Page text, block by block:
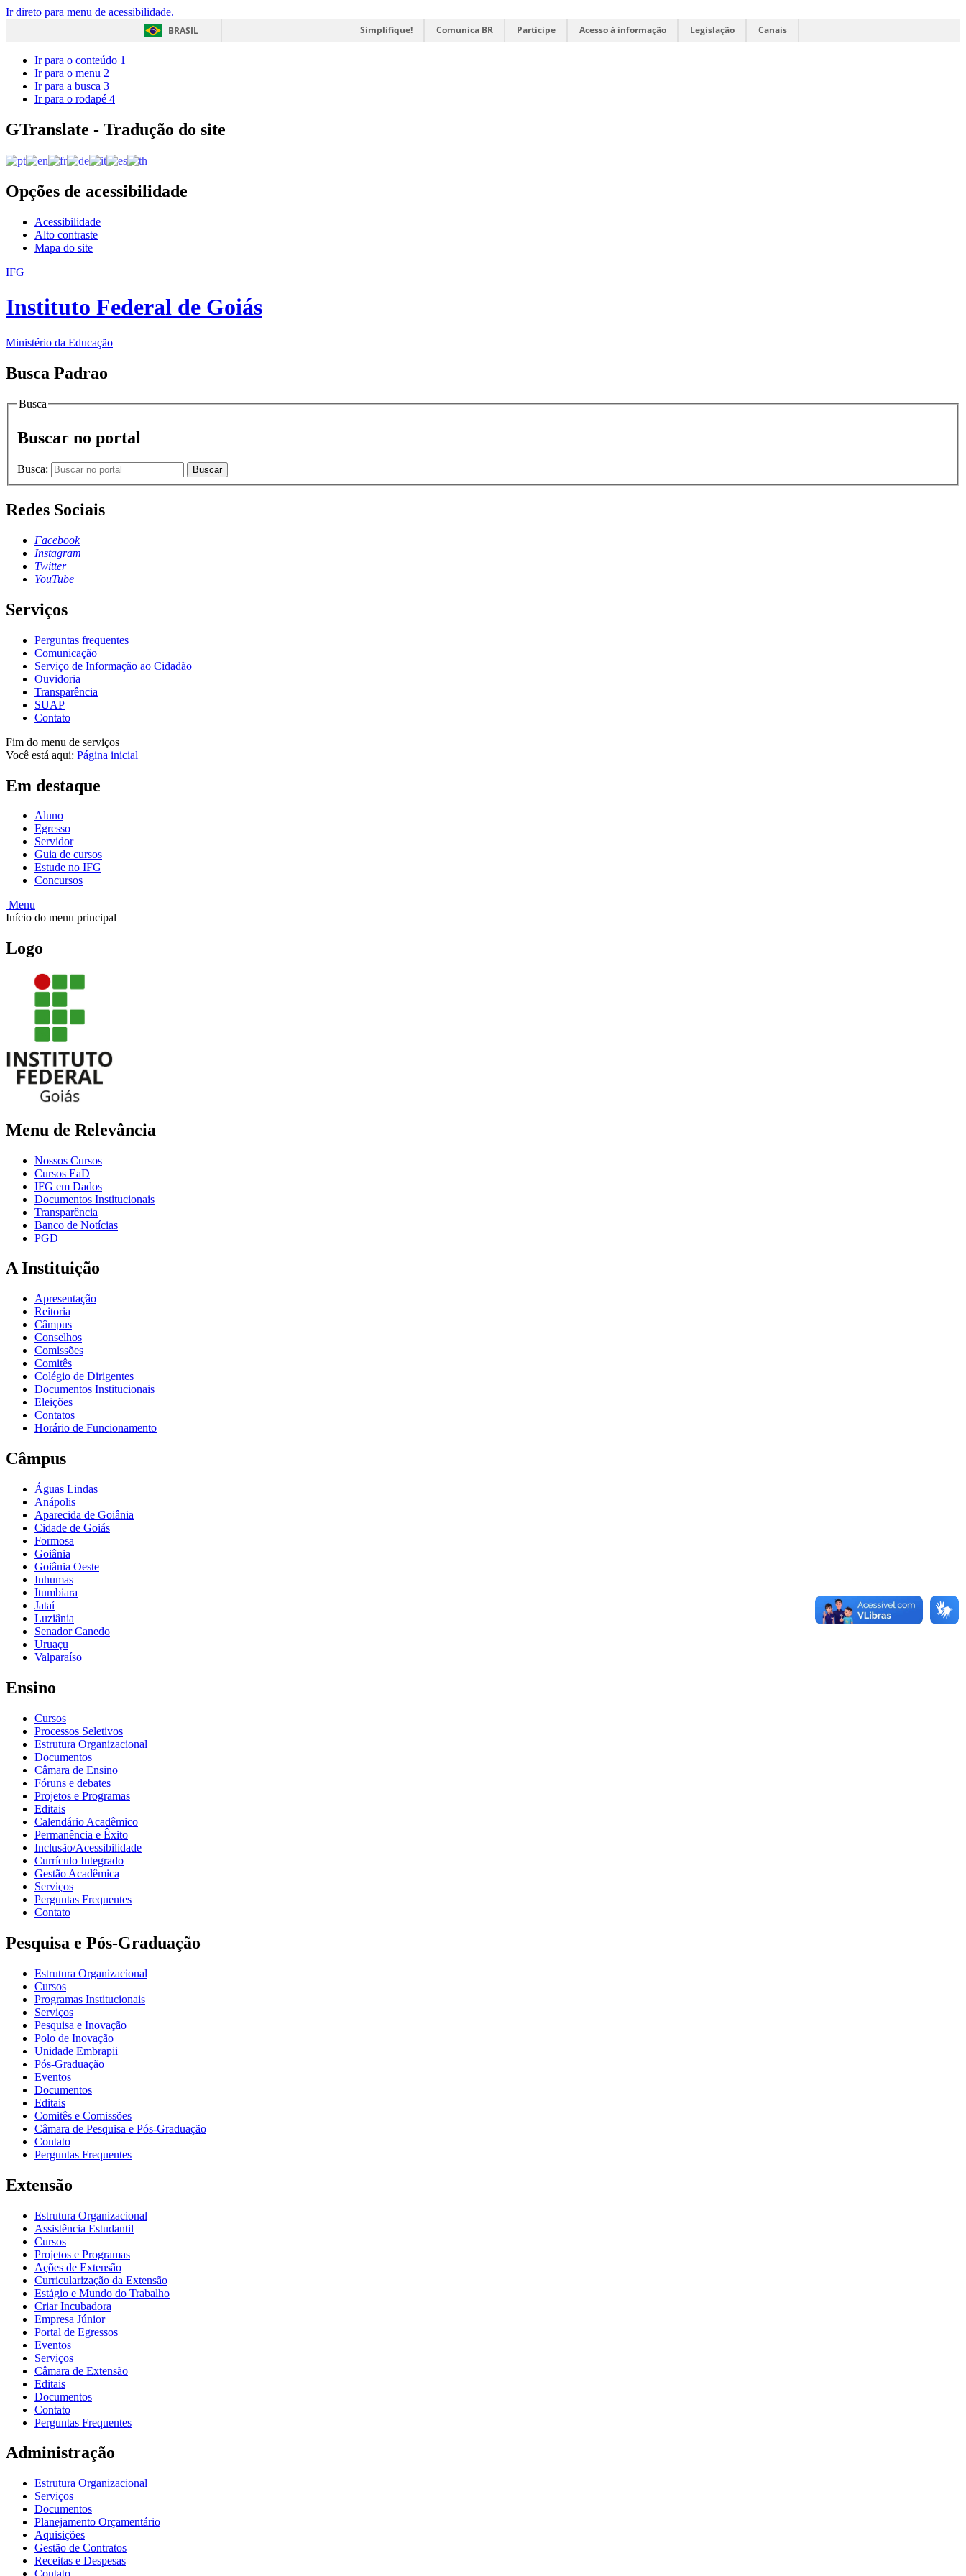
Ir direto para menu de acessibilidade.
BRASIL
Simplifique! Comunica BR Participe Acesso à informação Legislação Canais
Ir para o conteúdo 1
Ir para o menu 2
Ir para a busca 3
Ir para o rodapé 4
GTranslate - Tradução do site
Opções de acessibilidade
Acessibilidade
Alto contraste
Mapa do site
IFG
Instituto Federal de Goiás
Ministério da Educação
Busca Padrao
Busca
Buscar no portal
Busca: Buscar
Redes Sociais
Facebook
Instagram
Twitter
YouTube
Serviços
Perguntas frequentes
Comunicação
Serviço de Informação ao Cidadão
Ouvidoria
Transparência
SUAP
Contato
Fim do menu de serviços
Você está aqui: Página inicial
Em destaque
Aluno
Egresso
Servidor
Guia de cursos
Estude no IFG
Concursos
Menu
Início do menu principal
Logo
Menu de Relevância
Nossos Cursos
Cursos EaD
IFG em Dados
Documentos Institucionais
Transparência
Banco de Notícias
PGD
A Instituição
Apresentação
Reitoria
Câmpus
Conselhos
Comissões
Comitês
Colégio de Dirigentes
Documentos Institucionais
Eleições
Contatos
Horário de Funcionamento
Câmpus
Águas Lindas
Anápolis
Aparecida de Goiânia
Cidade de Goiás
Formosa
Goiânia
Goiânia Oeste
Inhumas
Itumbiara
Jataí
Luziânia
Senador Canedo
Uruaçu
Valparaíso
Ensino
Cursos
Processos Seletivos
Estrutura Organizacional
Documentos
Câmara de Ensino
Fóruns e debates
Projetos e Programas
Editais
Calendário Acadêmico
Permanência e Êxito
Inclusão/Acessibilidade
Currículo Integrado
Gestão Acadêmica
Serviços
Perguntas Frequentes
Contato
Pesquisa e Pós-Graduação
Estrutura Organizacional
Cursos
Programas Institucionais
Serviços
Pesquisa e Inovação
Polo de Inovação
Unidade Embrapii
Pós-Graduação
Eventos
Documentos
Editais
Comitês e Comissões
Câmara de Pesquisa e Pós-Graduação
Contato
Perguntas Frequentes
Extensão
Estrutura Organizacional
Assistência Estudantil
Cursos
Projetos e Programas
Ações de Extensão
Curricularização da Extensão
Estágio e Mundo do Trabalho
Criar Incubadora
Empresa Júnior
Portal de Egressos
Eventos
Serviços
Câmara de Extensão
Editais
Documentos
Contato
Perguntas Frequentes
Administração
Estrutura Organizacional
Serviços
Documentos
Planejamento Orçamentário
Aquisições
Gestão de Contratos
Receitas e Despesas